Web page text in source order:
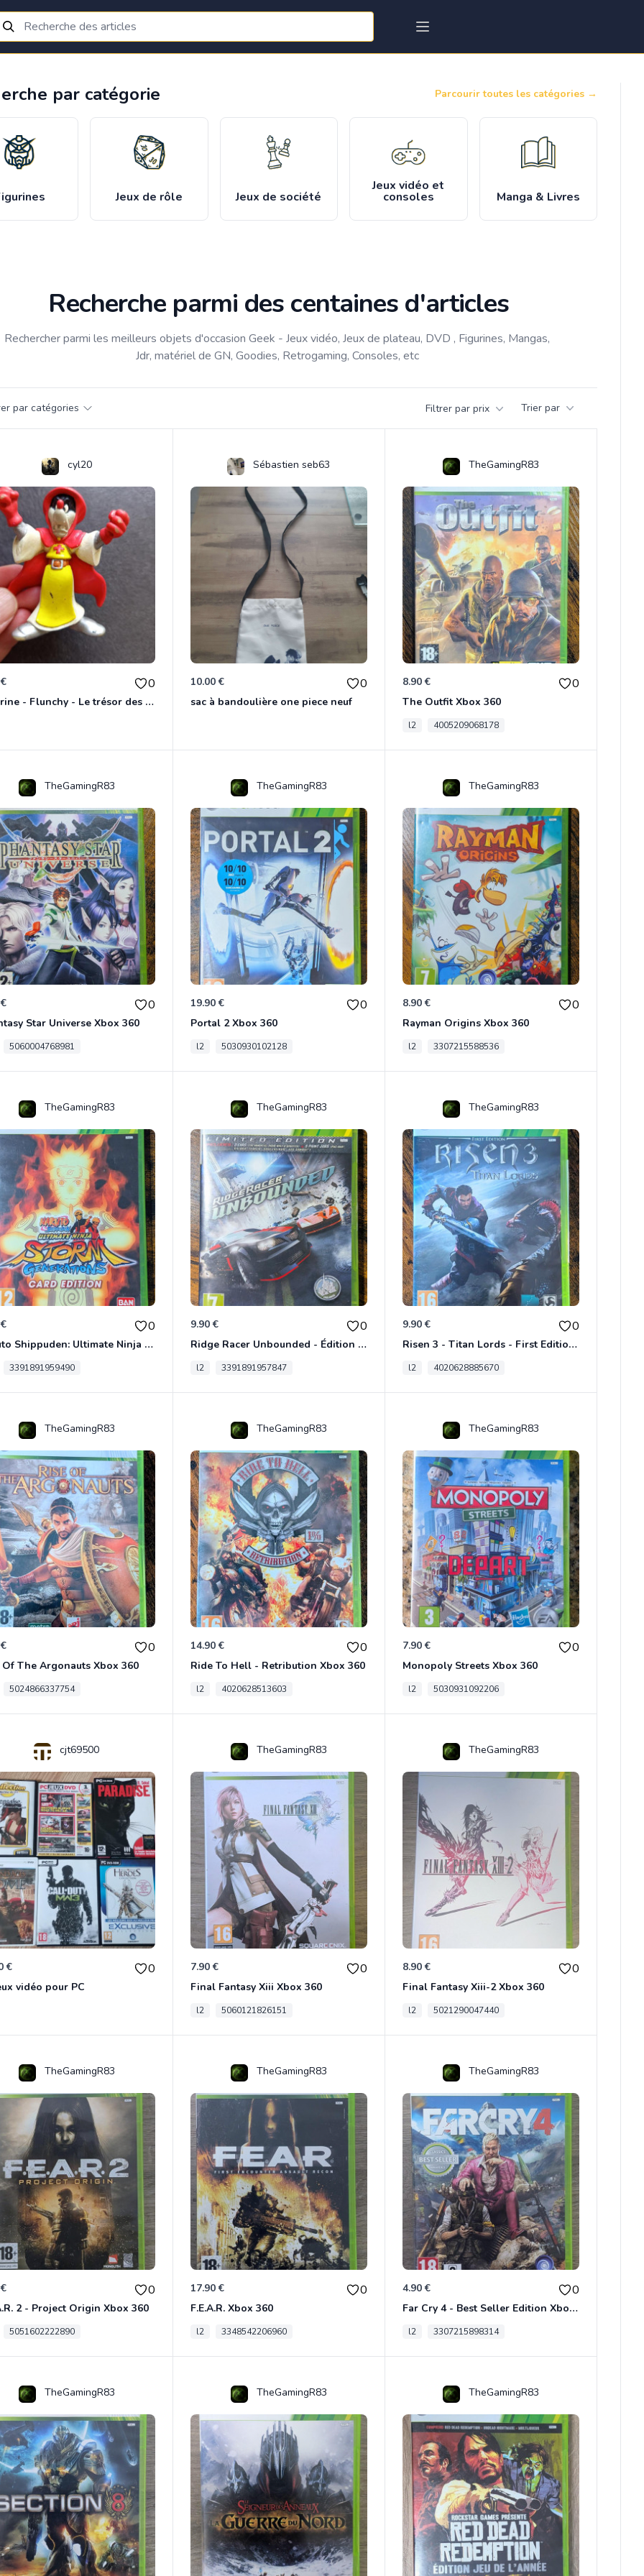
par catégorie Parcourir toutes les catégories →
Jeux de rôle Jeux de société
Jeux vidéo et
consoles Manga & Livres
Recherche parmi des centaines d'articles
Rechercher parmi les meilleurs objets d'occasion Geek - Jeux vidéo, Jeux de plateau, DVD , Figurines, Mangas,
Jdr, matériel de GN, Goodies, Retrogaming, Consoles, etc
par catégories Filtrer par prix Trier par
cyl20
0
Figurine - Flunchy - Le trésor des templiers
Sébastien seb63
10.00 € 0
sac à bandoulière one piece neuf
TheGamingR83
8.90 € 0
The Outfit Xbox 360
l2 4005209068178
TheGamingR83
0
Star Universe Xbox 360
5060004768981
TheGamingR83
19.90 € 0
Portal 2 Xbox 360
l2 5030930102128
TheGamingR83
8.90 € 0
Rayman Origins Xbox 360
l2 3307215588536
TheGamingR83
0
Naruto Shippuden: Ultimate Ninja Storm Generations - Card Edition Xbox 360
3391891959490
TheGamingR83
9.90 € 0
Ridge Racer Unbounded - Édition Limitée Xbox 360
l2 3391891957847
TheGamingR83
9.90 € 0
Risen 3 - Titan Lords - First Edition Xbox 360
l2 4020628885670
TheGamingR83
0
Of The Argonauts Xbox 360
5024866337754
TheGamingR83
14.90 € 0
Ride To Hell - Retribution Xbox 360
l2 4020628513603
TheGamingR83
7.90 € 0
Monopoly Streets Xbox 360
l2 5030931092206
cjt69500
€ 0
vidéo pour PC
TheGamingR83
7.90 € 0
Final Fantasy Xiii Xbox 360
l2 5060121826151
TheGamingR83
8.90 € 0
Final Fantasy Xiii-2 Xbox 360
l2 5021290047440
TheGamingR83
0
2 - Project Origin Xbox 360
5051602222890
TheGamingR83
17.90 € 0
F.E.A.R. Xbox 360
l2 3348542206960
TheGamingR83
4.90 € 0
Far Cry 4 - Best Seller Edition Xbox 360
l2 3307215898314
TheGamingR83 TheGamingR83 TheGamingR83